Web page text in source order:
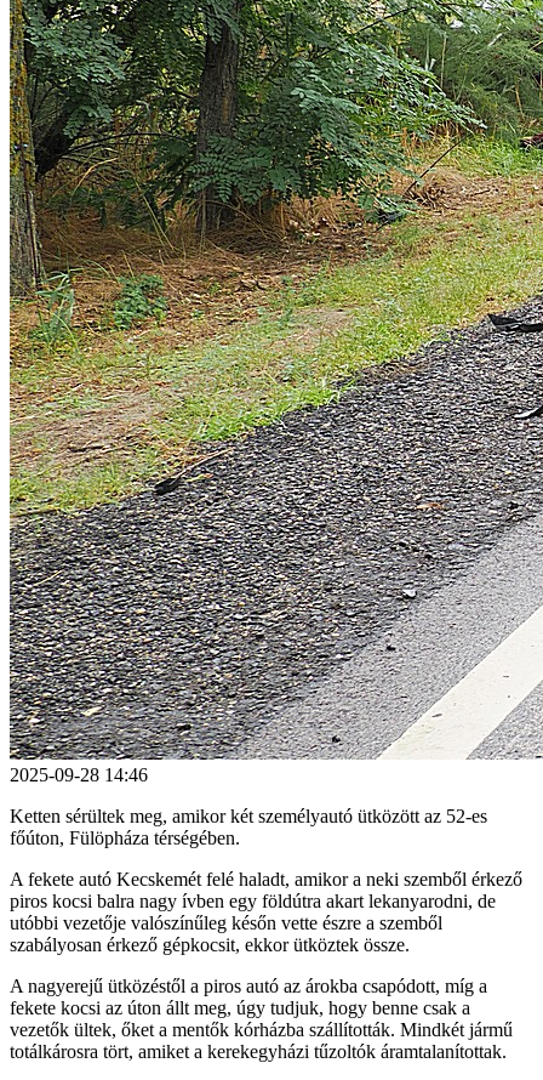
2025-09-28 14:46
Ketten sérültek meg, amikor két személyautó ütközött az 52-es
főúton, Fülöpháza térségében.
A fekete autó Kecskemét felé haladt, amikor a neki szemből érkező
piros kocsi balra nagy ívben egy földútra akart lekanyarodni, de
utóbbi vezetője valószínűleg későn vette észre a szemből
szabályosan érkező gépkocsit, ekkor ütköztek össze.
A nagyerejű ütközéstől a piros autó az árokba csapódott, míg a
fekete kocsi az úton állt meg, úgy tudjuk, hogy benne csak a
vezetők ültek, őket a mentők kórházba szállították. Mindkét jármű
totálkárosra tört, amiket a kerekegyházi tűzoltók áramtalanítottak.